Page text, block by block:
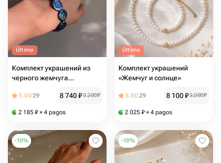
Último
Комплект украшений из
черного жемчуга
5.0029 8 740₽9 200₽
2 185 ₽ × 4 pagos
Último
Комплект украшений
«Жемчуг и солнце»
5.0029 8 100₽9 000₽
2 025 ₽ × 4 pagos
-10% -10%